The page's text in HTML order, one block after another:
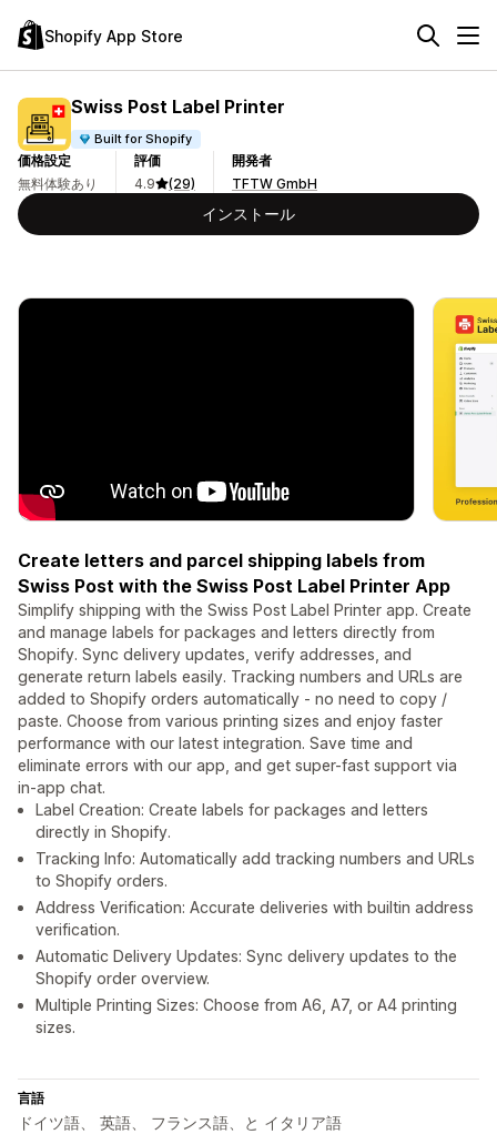
Shopify App Store
Swiss Post Label Printer
Built for Shopify
価格設定
無料体験あり
評価
4.9
(29)
開発者
TFTW GmbH
インストール
Create letters and parcel shipping labels from
Swiss Post with the Swiss Post Label Printer App
Simplify shipping with the Swiss Post Label Printer app. Create
and manage labels for packages and letters directly from
Shopify. Sync delivery updates, verify addresses, and
generate return labels easily. Tracking numbers and URLs are
added to Shopify orders automatically - no need to copy /
paste. Choose from various printing sizes and enjoy faster
performance with our latest integration. Save time and
eliminate errors with our app, and get super-fast support via
in-app chat.
Label Creation: Create labels for packages and letters
directly in Shopify.
Tracking Info: Automatically add tracking numbers and URLs
to Shopify orders.
Address Verification: Accurate deliveries with builtin address
verification.
Automatic Delivery Updates: Sync delivery updates to the
Shopify order overview.
Multiple Printing Sizes: Choose from A6, A7, or A4 printing
sizes.
言語
ドイツ語、 英語、 フランス語、と イタリア語